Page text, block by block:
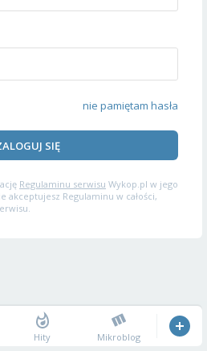
nie pamiętam hasła
SIĘ
Regulaminu serwisu Wykop.pl w jego
akceptujesz Regulaminu w całości,
Hity Mikroblog